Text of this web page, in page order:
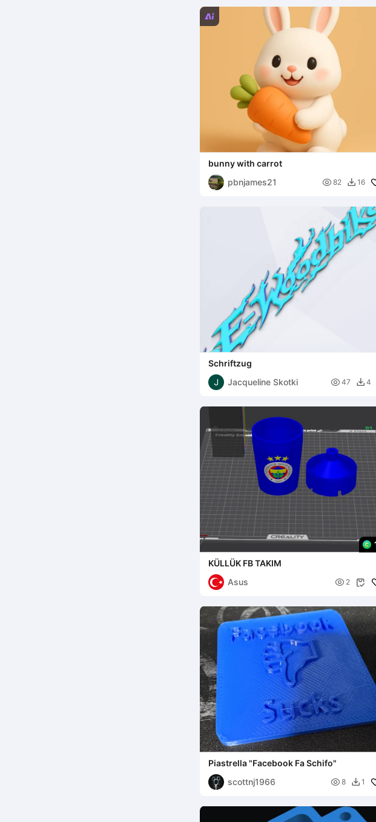

bunny with carrot
pbnjames21
 82  16
Schriftzug
Jacqueline Skotki
 47  4
KÜLLÜK FB TAKIM
Asus
 2 
Piastrella "Facebook Fa Schifo"
scottnj1966
 8  1